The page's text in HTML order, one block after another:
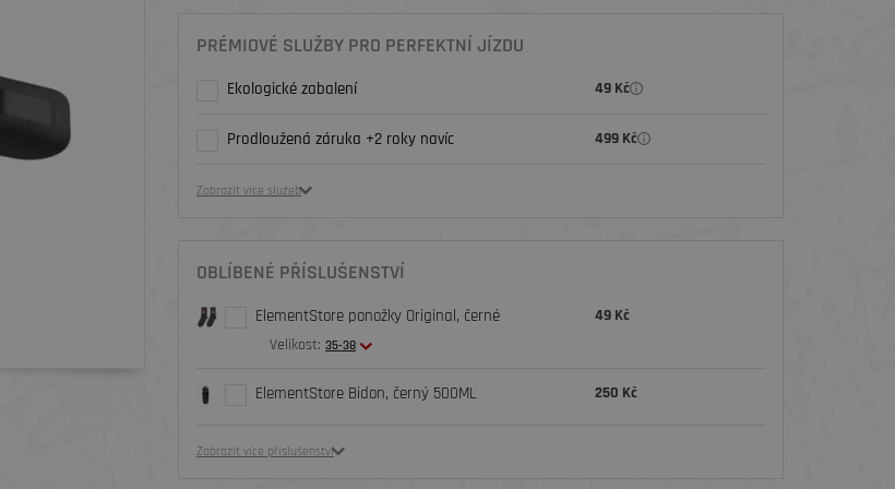
PRÉMIOVÉ SLUŽBY PRO PERFEKTNÍ JÍZDU
Ekologické zabalení 49 Kč
Prodloužená záruka +2 roky navíc 499 Kč
Zobrazit více služeb
OBLÍBENÉ PŘÍSLUŠENSTVÍ
ElementStore ponožky Original, černé
Velikost: 35-38
49 Kč
ElementStore Bidon, černý 500ML 250 Kč
Zobrazit více příslušenství